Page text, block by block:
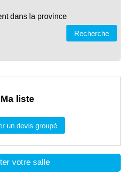
votre salle
dans la province
Recherche
Ma liste
un devis groupé